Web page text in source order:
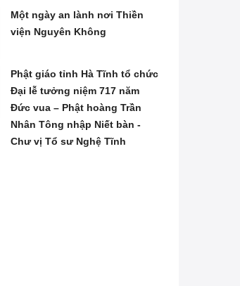
Một ngày an lành nơi Thiền
viện Nguyên Không
Phật giáo tỉnh Hà Tĩnh tổ chức
Đại lễ tưởng niệm 717 năm
Đức vua – Phật hoàng Trần
Nhân Tông nhập Niết bàn -
Chư vị Tổ sư Nghệ Tĩnh